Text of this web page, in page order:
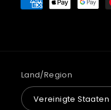
Land/Region